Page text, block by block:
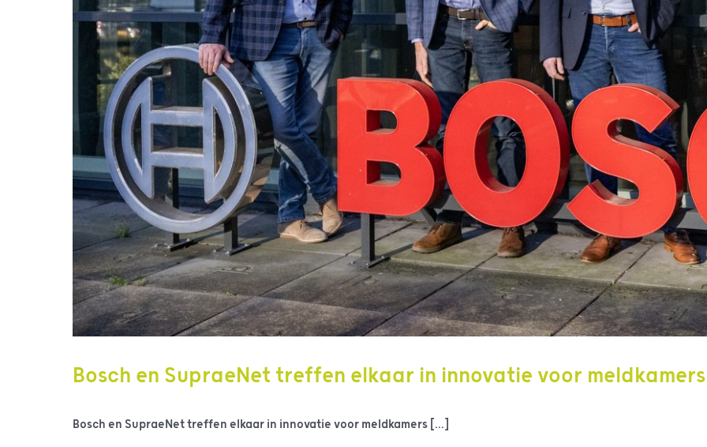
Bosch en SupraeNet treffen elkaar in innovatie voor meldkamers
Bosch en SupraeNet treffen elkaar in innovatie voor meldkamers [...]